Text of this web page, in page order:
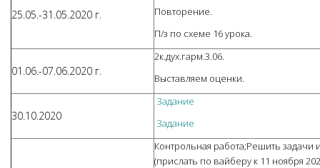
25.05.-31.05.2020 г.
Повторение.
П/з по схеме 16 урока.
01.06.-07.06.2020 г.
2к.дух.гарм.3.06.
Выставляем оценки.
30.10.2020
Задание
Задание
Контрольная работа;Решить
(прислать по вайберу к 11 ноября